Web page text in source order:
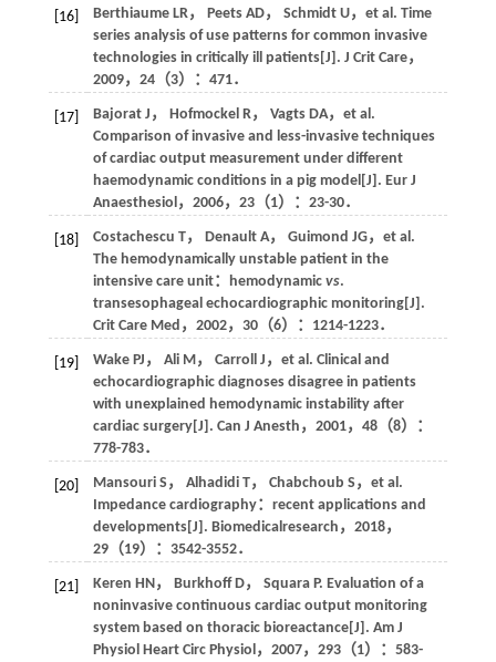
[16] Berthiaume LR， Peets AD， Schmidt U，et al. Time
series analysis of use patterns for common invasive
technologies in critically ill patients[J]. J Crit Care，
2009， 24（3）：471．
[17] Bajorat J ， Hofmockel R， Vagts DA，et al.
Comparison of invasive and less-invasive techniques
of cardiac output measurement under different
haemodynamic conditions in a pig model[J]. Eur J
Anaesthesiol ， 2006， 23（1）：23-30．
[18] Costachescu T， Denault A， Guimond JG，et al.
The hemodynamically unstable patient in the
intensive care unit：hemodynamic vs.
transesophageal echocardiographic monitoring[J].
Crit Care Med ， 2002， 30（6）：1214-1223．
[19] Wake PJ ， Ali M， Carroll J ，et al. Clinical and
echocardiographic diagnoses disagree in patients
with unexplained hemodynamic instability after
cardiac surgery[J]. Can J Anesth ， 2001， 48（8）：
778-783．
[20] Mansouri S ， Alhadidi T， Chabchoub S ，et al.
Impedance cardiography：recent applications and
developments[J]. Biomedicalresearch ， 2018，
29（19）：3542-3552．
[21] Keren HN， Burkhoff D， Squara P. Evaluation of a
noninvasive continuous cardiac output monitoring
system based on thoracic bioreactance[J]. Am J
Physiol Heart Circ Physiol ， 2007， 293（1）：583-